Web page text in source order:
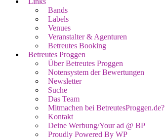
Bands
Labels
Venues
Veranstalter & Agenturen
Betreutes Booking
Betreutes Proggen
Über Betreutes Proggen
Notensystem der Bewertungen
Newsletter
Suche
Das Team
Mitmachen bei BetreutesProggen.de?
Kontakt
Deine Werbung/Your ad @ BP
Proudly Powered By WP